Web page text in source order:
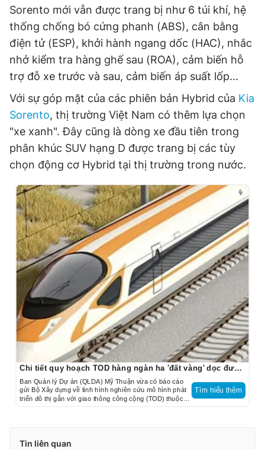
Sorento mới vẫn được trang bị như 6 túi khí, hệ
thống chống bó cứng phanh (ABS), cân bằng
điện tử (ESP), khởi hành ngang dốc (HAC), nhắc
nhở kiểm tra hàng ghế sau (ROA), cảm biến hỗ
trợ đỗ xe trước và sau, cảm biến áp suất lốp...
Với sự góp mặt của các phiên bản Hybrid của Kia
Sorento, thị trường Việt Nam có thêm lựa chọn
"xe xanh". Đây cũng là dòng xe đầu tiên trong
phân khúc SUV hạng D được trang bị các tùy
chọn động cơ Hybrid tại thị trường trong nước.
Chi tiết quy hoạch TOD hàng ngàn ha 'đất vàng' dọc đường sắt TP.HCM - Cần Thơ
Ban Quản lý Dự án (QLDA) Mỹ Thuận vừa có báo cáo
gửi Bộ Xây dựng về tình hình nghiên cứu mô hình phát
triển đô thị gắn với giao thông công cộng (TOD) thuộc
Báo cáo nghiên cứu tiền khả thi Dự án đường sắt
Tìm hiểu thêm
Tin liên quan